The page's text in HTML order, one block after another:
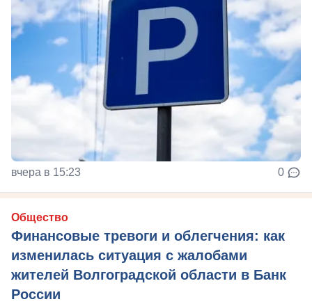
вчера в 15:23 0
Общество
Финансовые тревоги и облегчения: как
изменилась ситуация с жалобами
жителей Волгоградской области в Банк
России